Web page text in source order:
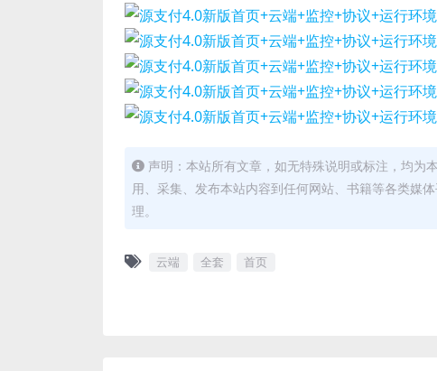
声明：本站所有文章，如无特殊说明或标注，均为
用、采集、发布本站内容到任何网站、书籍等各类媒
理。
云端 全套 首页